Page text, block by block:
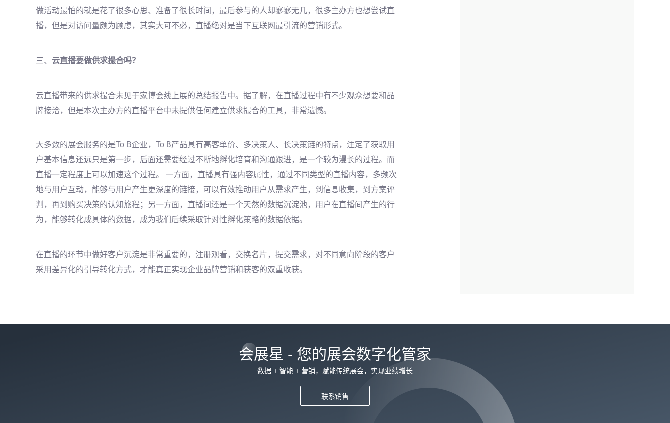
做活动最怕的就是花了很多心思、准备了很长时间，最后参与的人却寥寥无几，很多主办方也想尝试直
播，但是对访问量颇为顾虑，其实大可不必，直播绝对是当下互联网最引流的营销形式。
三、 云直播要做供求撮合吗？
云直播带来的供求撮合未见于家博会线上展的总结报告中。据了解，在直播过程中有不少观众想要和品
牌接洽，但是本次主办方的直播平台中未提供任何建立供求撮合的工具，非常遗憾。
大多数的展会服务的是To B企业，To B产品具有高客单价、多决策人、长决策链的特点，注定了获取用
户基本信息还远只是第一步，后面还需要经过不断地孵化培育和沟通跟进，是一个较为漫长的过程。而
直播一定程度上可以加速这个过程。
一方面，直播具有强内容属性，通过不同类型的直播内容，多频次
地与用户互动，能够与用户产生更深度的链接，可以有效推动用户从需求产生，到信息收集，到方案评
判，再到购买决策的认知旅程；另一方面，直播间还是一个天然的数据沉淀池，用户在直播间产生的行
为，能够转化成具体的数据，成为我们后续采取针对性孵化策略的数据依据。
在直播的环节中做好客户沉淀是非常重要的，注册观看，交换名片，提交需求，对不同意向阶段的客户
采用差异化的引导转化方式，才能真正实现企业品牌营销和获客的双重收获。
会展星 - 您的展会数字化管家
数据 + 智能 + 营销，赋能传统展会，实现业绩增长
联系销售